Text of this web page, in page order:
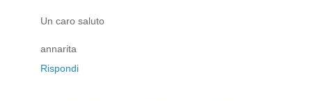
Un caro saluto
annarita
Rispondi